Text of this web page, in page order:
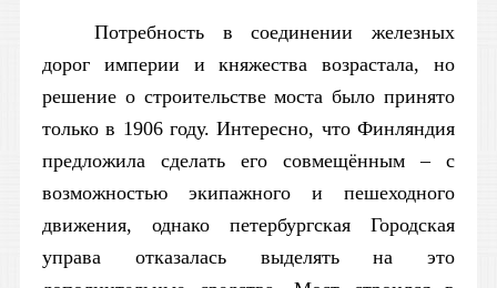
Потребность в соединении железных
дорог империи и княжества возрастала, но
решение о строительстве моста было принято
только в 1906 году. Интересно, что Финляндия
предложила сделать его совмещённым – с
возможностью экипажного и пешеходного
движения, однако петербургская Городская
управа отказалась выделять на это